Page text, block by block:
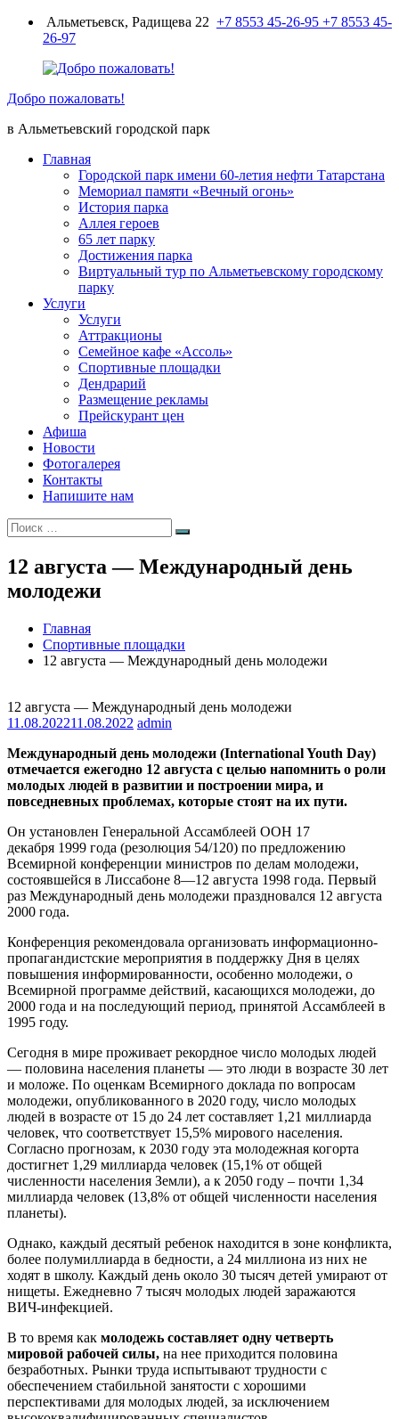
ПерейтиАльметьевск, Радищева 22 +7 8553 45-26-95 +7 8553 45-
26-97
Добро пожаловать!
в Альметьевский городской парк
Главная
Городской парк имени 60-летия нефти Татарстана
Мемориал памяти «Вечный огонь»
История парка
Аллея героев
65 лет парку
Достижения парка
Виртуальный тур по Альметьевскому городскому
парку
Услуги
Услуги
Аттракционы
Семейное кафе «Ассоль»
Спортивные площадки
Дендрарий
Размещение рекламы
Прейскурант цен
Афиша
Новости
Фотогалерея
Контакты
Напишите нам
Искать:
Поиск
12 августа — Международный день
молодежи
Главная
Спортивные площадки
12 августа — Международный день молодежи
12 августа — Международный день молодежи
11.08.202211.08.2022 admin
Международный день молодежи (International Youth Day)
отмечается ежегодно 12 августа с целью напомнить о роли
молодых людей в развитии и построении мира, и
повседневных проблемах, которые стоят на их пути.
Он установлен Генеральной Ассамблеей ООН 17
декабря 1999 года (резолюция 54/120) по предложению
Всемирной конференции министров по делам молодежи,
состоявшейся в Лиссабоне 8—12 августа 1998 года. Первый
раз Международный день молодежи праздновался 12 августа
2000 года.
Конференция рекомендовала организовать информационно-
пропагандистские мероприятия в поддержку Дня в целях
повышения информированности, особенно молодежи, о
Всемирной программе действий, касающихся молодежи, до
2000 года и на последующий период, принятой Ассамблеей в
1995 году.
Сегодня в мире проживает рекордное число молодых людей
— половина населения планеты — это люди в возрасте 30 лет
и моложе. По оценкам Всемирного доклада по вопросам
молодежи, опубликованного в 2020 году, число молодых
людей в возрасте от 15 до 24 лет составляет 1,21 миллиарда
человек, что соответствует 15,5% мирового населения.
Согласно прогнозам, к 2030 году эта молодежная когорта
достигнет 1,29 миллиарда человек (15,1% от общей
численности населения Земли), а к 2050 году – почти 1,34
миллиарда человек (13,8% от общей численности населения
планеты).
Однако, каждый десятый ребенок находится в зоне конфликта,
более полумиллиарда в бедности, а 24 миллиона из них не
ходят в школу. Каждый день около 30 тысяч детей умирают от
нищеты. Ежедневно 7 тысяч молодых людей заражаются
ВИЧ-инфекцией.
В то время как молодежь составляет одну четверть
мировой рабочей силы, на нее приходится половина
безработных. Рынки труда испытывают трудности с
обеспечением стабильной занятости с хорошими
перспективами для молодых людей, за исключением